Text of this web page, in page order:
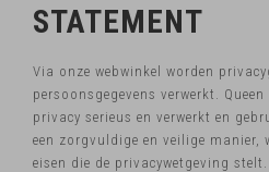
STATEMENT
Via onze webwinkel worden
persoonsgegevens verwerkt.
privacy serieus en verwerkt en
een zorgvuldige en veilige manier,
eisen die de privacywetgeving